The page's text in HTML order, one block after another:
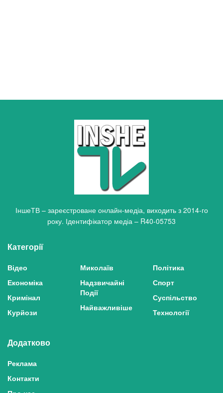
ІншеТВ – зареєстроване онлайн-медіа, виходить з 2014-го
року. Ідентифікатор медіа – R40-05753
Категорії
Відео
Економіка
Кримінал
Курйози
Миколаїв
Надзвичайні
Події
Найважливіше
Політика
Спорт
Суспільство
Технології
Додатково
Реклама
Контакти